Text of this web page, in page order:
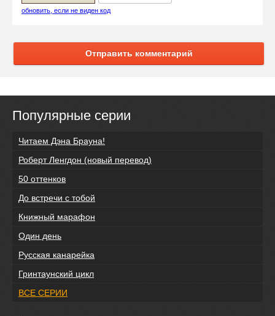
обновить, если не виден код
Отправить комментарий
Популярные серии
Читаем Дэна Брауна!
Роберт Ленгдон (новый перевод)
50 оттенков
До встречи с тобой
Книжный марафон
Один день
Русская канарейка
Гринтаунский цикл
ВСЕ СЕРИИ